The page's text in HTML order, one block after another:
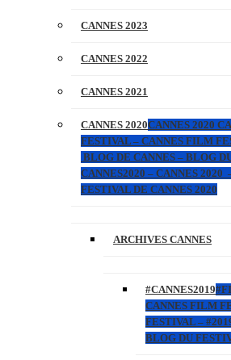
CANNES 2023
CANNES 2022
CANNES 2021
CANNES 2020CANNES 2020
FESTIVAL – CANNES FILM
BLOG DE CANNES – BLOG
CANNES2020 – CANNES 2020
FESTIVAL DE CANNES 2020
ARCHIVES CANNES
#CANNES2019
CANNES FILM
FESTIVAL –
BLOG DU